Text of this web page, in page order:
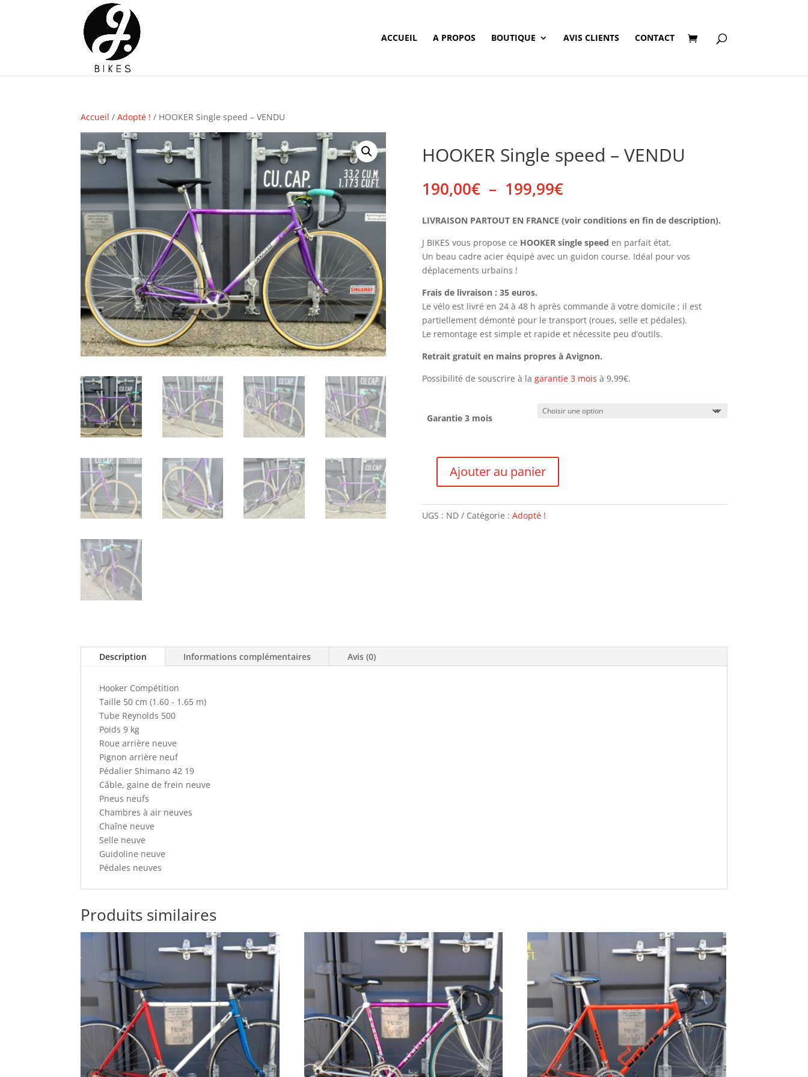
ACCUEIL A PROPOS BOUTIQUE AVIS CLIENTS CONTACT
Accueil /Adopté ! / HOOKER Single speed – VENDU
HOOKER Single speed – VENDU
190,00€ – 199,99€Plage
de
prix :
190,00€
à
199,99€
LIVRAISON PARTOUT EN FRANCE (voir conditions en fin de description).
J BIKES vous propose ce HOOKER single speed en parfait état.
Un beau cadre acier équipé avec un guidon course. Idéal pour vos
déplacements urbains !
Frais de livraison : 35 euros.
Le vélo est livré en 24 à 48 h après commande à votre domicile ; il est
partiellement démonté pour le transport (roues, selle et pédales).
Le remontage est simple et rapide et nécessite peu d’outils.
Retrait gratuit en mains propres à Avignon.
Possibilité de souscrire à la garantie 3 mois à 9,99€.
Garantie 3 mois
quantité
HOOKER
Single
Ajouter au panier
UGS : ND Catégorie : Adopté !
Description Informations complémentaires Avis (0)
Hooker Compétition
Taille 50 cm (1.60 - 1.65 m)
Tube Reynolds 500
Poids 9 kg
Roue arrière neuve
Pignon arrière neuf
Pédalier Shimano 42 19
Câble, gaine de frein neuve
Pneus neufs
Chambres à air neuves
Chaîne neuve
Selle neuve
Guidoline neuve
Pédales neuves
Produits similaires